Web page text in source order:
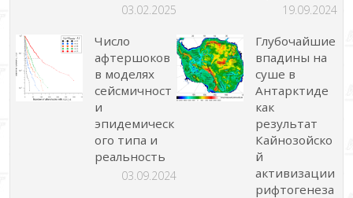
03.02.2025 19.09.2024
Число
афтершоков
в моделях
сейсмичност
и
эпидемическ
ого типа и
реальность
03.09.2024
Глубочайшие
впадины на
суше в
Антарктиде
как
результат
Кайнозойско
й
активизации
рифтогенеза